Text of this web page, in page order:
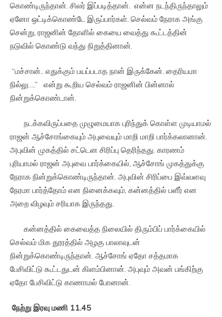
கொண்டிருந்தான். சிலர் இப்படித்தான். என்ன நடந்திருந்தாலும்
ஏனோ ஒட்டிக்கொண்டே இருப்பார்கள். செல்வம் நேராக அங்கு
சென்று, ராஜனின் தோளில் கையை வைத்து கூட்டத்தின்
நடுவில் கொண்டு வந்து நிறுத்தினான்.
“மச்சான்.. எதுக்கும் பயப்படாத நான் இருக்கேன். தைரியமா
நில்லு….” என்று கூறிய செல்வம் ராஜனின் பின்னால்
நின்றுக்கொண்டான்.
நடக்கவிருப்பதை முழுமையாக புரிந்துக் கொள்ள முடியாமல்
ராஜன் ஆச்சோங்கையும் அபுவையும் மாறி மாறி பார்க்கலானான்.
அபுவின் முகத்தில் சட்டென சிரிப்பு தெரிந்தது. காரணம்
புரியாமல் ராஜன் அபுவை பார்க்கையில், ஆச்சோங் முகத்துக்கு
நேராக நின்றுக்கொண்டிருந்தான். அபுவின் சிரிப்பை இவ்வளவு
நேரமா பார்த்தோம் என நினைக்கவும், கன்னத்தில் பளீர் என
அறை விழவும் சரியாக இருந்தது.
கன்னத்தில் கைவைத்த நிலையில் திரும்பிப் பார்க்கையில்
செல்வம் மிக தூரத்தில் அழகு பாலாவுடன்
நின்றுக்கொண்டிருந்தான். ஆச்சோங் ஏதோ சத்தமாக
பேசிவிட்டு கூட்டதுடன் கிளம்பினான். அபுவும் அவன் பங்கிற்கு
ஏதோ பேசிவிட்டு காணாமல் போனான்.
நேற்று இரவு மணி 11.45